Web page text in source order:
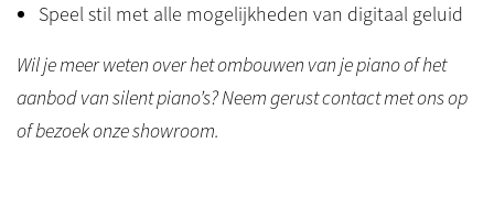
Speel stil met alle mogelijkheden van digitaal geluid
Wil je meer weten over het ombouwen van je piano of het
aanbod van silent piano’s? Neem gerust contact met ons op
of bezoek onze showroom.